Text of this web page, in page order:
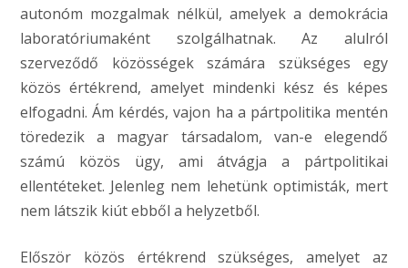
autonóm mozgalmak nélkül, amelyek a demokrácia
laboratóriumaként szolgálhatnak. Az alulról
szerveződő közösségek számára szükséges egy
közös értékrend, amelyet mindenki kész és képes
elfogadni. Ám kérdés, vajon ha a pártpolitika mentén
töredezik a magyar társadalom, van-e elegendő
számú közös ügy, ami átvágja a pártpolitikai
ellentéteket. Jelenleg nem lehetünk optimisták, mert
nem látszik kiút ebből a helyzetből.
Először közös értékrend szükséges, amelyet az